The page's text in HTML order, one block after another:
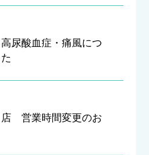
尿酸血症・痛風につ
店 営業時間変更のお